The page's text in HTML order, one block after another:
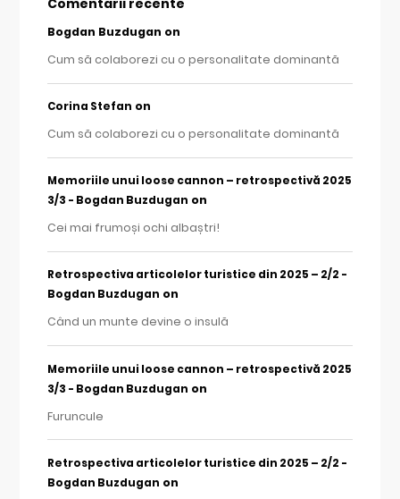
Comentarii recente
Bogdan Buzdugan on
Cum să colaborezi cu o personalitate dominantă
Corina Stefan on
Cum să colaborezi cu o personalitate dominantă
Memoriile unui loose cannon – retrospectivă 2025
3/3 - Bogdan Buzdugan on
Cei mai frumoși ochi albaștri!
Retrospectiva articolelor turistice din 2025 – 2/2 -
Bogdan Buzdugan on
Când un munte devine o insulă
Memoriile unui loose cannon – retrospectivă 2025
3/3 - Bogdan Buzdugan on
Furuncule
Retrospectiva articolelor turistice din 2025 – 2/2 -
Bogdan Buzdugan on